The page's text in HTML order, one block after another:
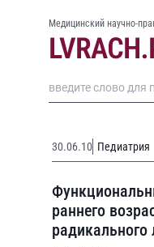
Медицинский научно-
30.06.10 Педиатрия
раннего
радикального